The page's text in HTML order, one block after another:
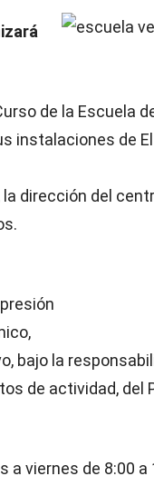
de la Escuela
instalaciones de
dirección del
bajo la
de actividad, del
viernes de 8:00 a